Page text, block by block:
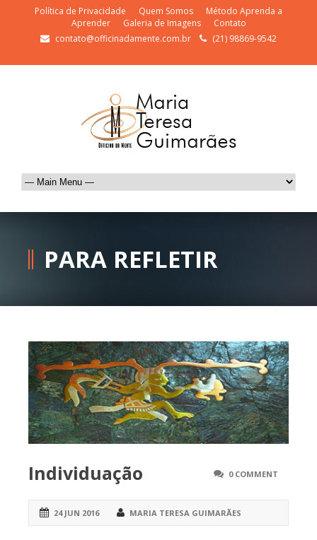
Política de Privacidade Quem Somos
Método Aprenda a
Aprender
Galeria de Imagens
Contato
contato@officinadamente.com.br
(21) 98869-9542
PARA REFLETIR
0 COMMENT
Individuação
24 JUN 2016 MARIA TERESA GUIMARÃES